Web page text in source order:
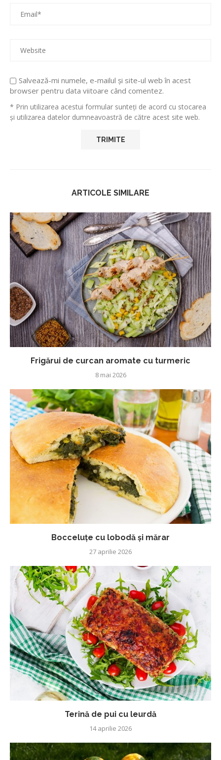
Salvează-mi numele, e-mailul și site-ul web în acest
browser pentru data viitoare când comentez.
* Prin utilizarea acestui formular sunteți de acord cu stocarea
și utilizarea datelor dumneavoastră de către acest site web.
ARTICOLE SIMILARE
Frigărui de curcan aromate cu turmeric
8 mai 2026
Bocceluțe cu lobodă și mărar
27 aprilie 2026
Terină de pui cu leurdă
14 aprilie 2026